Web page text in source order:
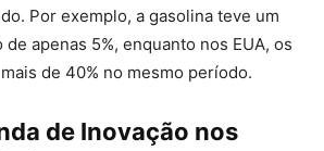
Por exemplo, a gasolina teve um
apenas 5%, enquanto nos EUA, os
de 40% no mesmo período.
de Inovação nos